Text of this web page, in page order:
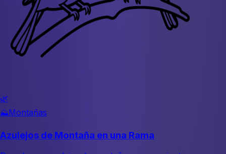
🌿
⛰️Montañas
Azulejos de Montaña en una Rama